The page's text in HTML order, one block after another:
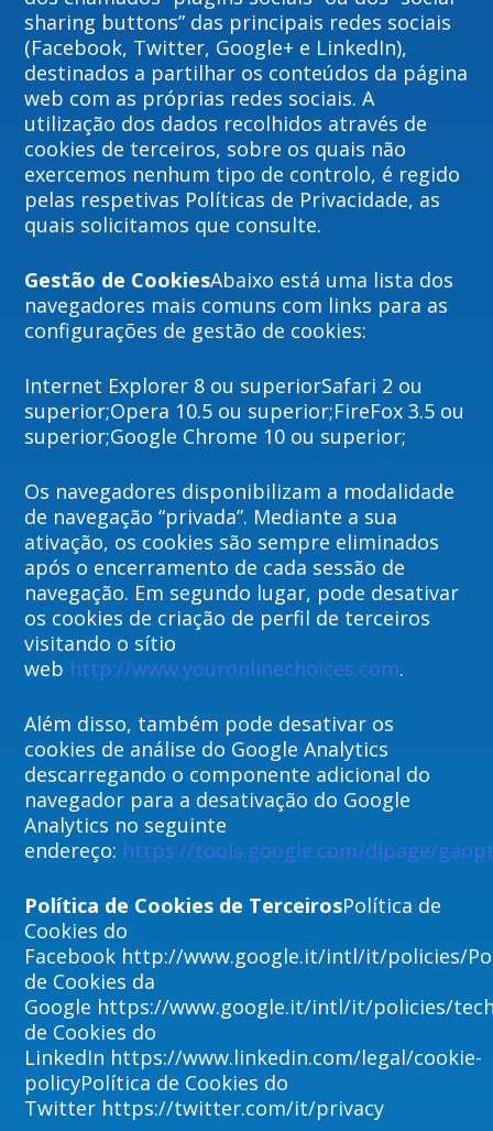
sharing buttons” das principais redes sociais
(Facebook, Twitter, Google+ e LinkedIn),
destinados a partilhar os conteúdos da página
web com as próprias redes sociais. A
utilização dos dados recolhidos através de
cookies de terceiros, sobre os quais não
exercemos nenhum tipo de controlo, é regido
pelas respetivas Políticas de Privacidade, as
quais solicitamos que consulte.
Gestão de CookiesAbaixo está uma lista dos
navegadores mais comuns com links para as
configurações de gestão de cookies:
Internet Explorer 8 ou superiorSafari 2 ou
superior;Opera 10.5 ou superior;FireFox 3.5 ou
superior;Google Chrome 10 ou superior;
Os navegadores disponibilizam a modalidade
de navegação “privada”. Mediante a sua
ativação, os cookies são sempre eliminados
após o encerramento de cada sessão de
navegação. Em segundo lugar, pode desativar
os cookies de criação de perfil de terceiros
visitando o sítio
web http://www.youronlinechoices.com.
Além disso, também pode desativar os
cookies de análise do Google Analytics
descarregando o componente adicional do
navegador para a desativação do Google
Analytics no seguinte
endereço: https://tools.google.com/dlpage/
Política de Cookies de TerceirosPolítica de
Cookies do
Facebook http://www.google.it/intl/it/policies/
de Cookies da
Google https://www.google.it/intl/it/policies/
de Cookies do
LinkedIn https://www.linkedin.com/legal/cookie-
policyPolítica de Cookies do
Twitter https://twitter.com/it/privacy